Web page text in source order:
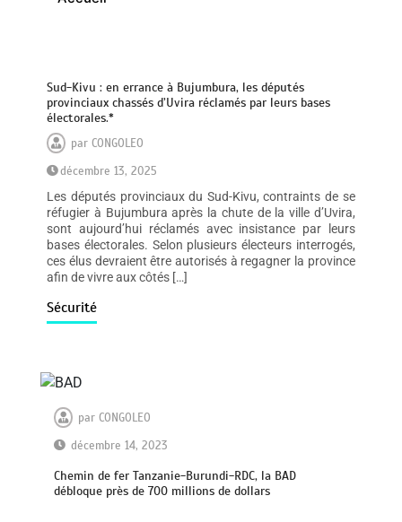
Sud-Kivu : en errance à Bujumbura, les députés
provinciaux chassés d’Uvira réclamés par leurs bases
électorales.*
parCONGOLEO
décembre 13, 2025
Les députés provinciaux du Sud-Kivu, contraints de se
réfugier à Bujumbura après la chute de la ville d’Uvira,
sont aujourd’hui réclamés avec insistance par leurs
bases électorales. Selon plusieurs électeurs interrogés,
ces élus devraient être autorisés à regagner la province
afin de vivre aux côtés […]
Sécurité
parCONGOLEO
décembre 14, 2023
Chemin de fer Tanzanie-Burundi-RDC, la BAD
débloque près de 700 millions de dollars